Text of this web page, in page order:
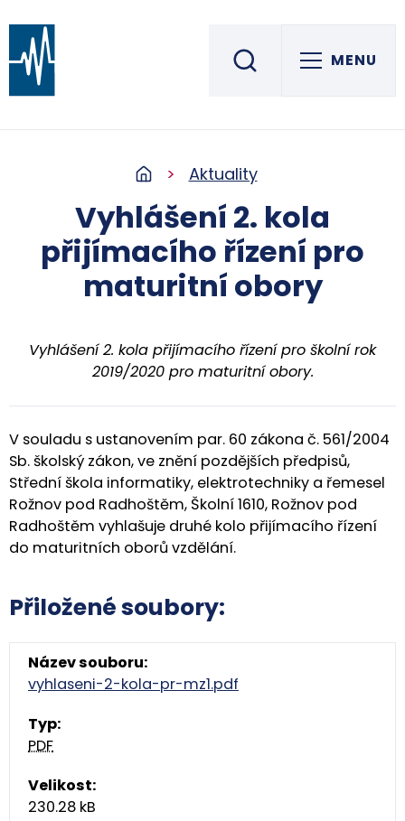
Střední škola informatiky, elektrotechniky a řemesel
ROŽNOV POD RADHOŠTĚM MENU
Aktuality
Vyhlášení 2. kola
přijímacího řízení pro
maturitní obory
Vyhlášení 2. kola přijímacího řízení pro školní rok
2019/2020 pro maturitní obory.
V souladu s ustanovením par. 60 zákona č. 561/2004
Sb. školský zákon, ve znění pozdějších předpisů,
Střední škola informatiky, elektrotechniky a řemesel
Rožnov pod Radhoštěm, Školní 1610, Rožnov pod
Radhoštěm vyhlašuje druhé kolo přijímacího řízení
do maturitních oborů vzdělání.
Přiložené soubory:
vyhlaseni-2-kola-pr-mz1.pdf
PDF
230.28 kB